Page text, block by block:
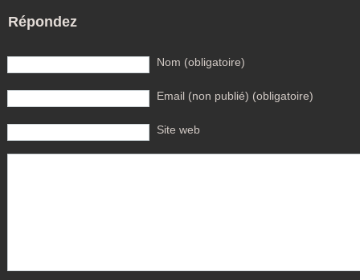
Répondez
Nom (obligatoire)
Email (non publié) (obligatoire)
Site web